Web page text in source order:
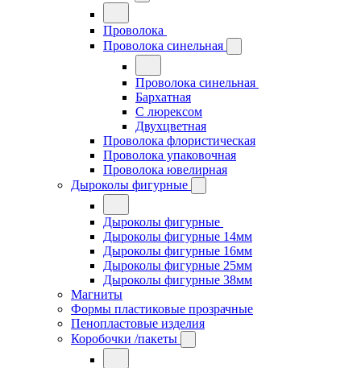
Проволока
Проволока синельная
Проволока синельная
Бархатная
С люрексом
Двухцветная
Проволока флористическая
Проволока упаковочная
Проволока ювелирная
Дыроколы фигурные
Дыроколы фигурные
Дыроколы фигурные 14мм
Дыроколы фигурные 16мм
Дыроколы фигурные 25мм
Дыроколы фигурные 38мм
Магниты
Формы пластиковые прозрачные
Пенопластовые изделия
Коробочки /пакеты